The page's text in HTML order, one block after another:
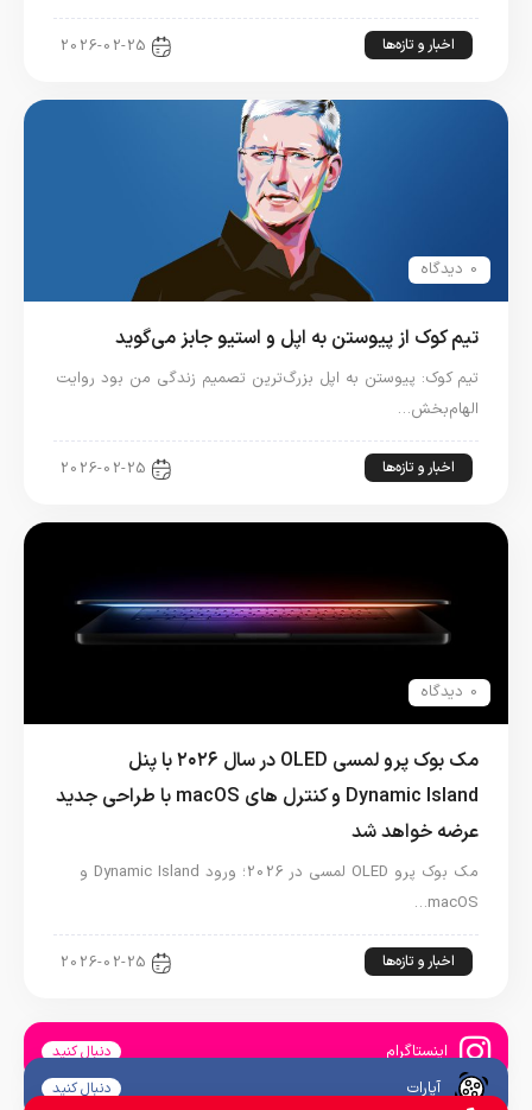
اخبار و تازه‌ها 2026-02-25
0 دیدگاه
تیم کوک از پیوستن به اپل و استیو جابز می‌گوید
تیم کوک: پیوستن به اپل بزرگ‌ترین تصمیم زندگی من بود روایت
الهام‌بخش…
اخبار و تازه‌ها 2026-02-25
0 دیدگاه
مک بوک پرو لمسی OLED در سال ۲۰۲۶ با پنل
Dynamic Island و کنترل های macOS با طراحی جدید
عرضه خواهد شد
مک بوک پرو OLED لمسی در 2026؛ ورود Dynamic Island و
macOS…
اخبار و تازه‌ها 2026-02-25
اینستاگرام دنبال کنید
آپارات دنبال کنید